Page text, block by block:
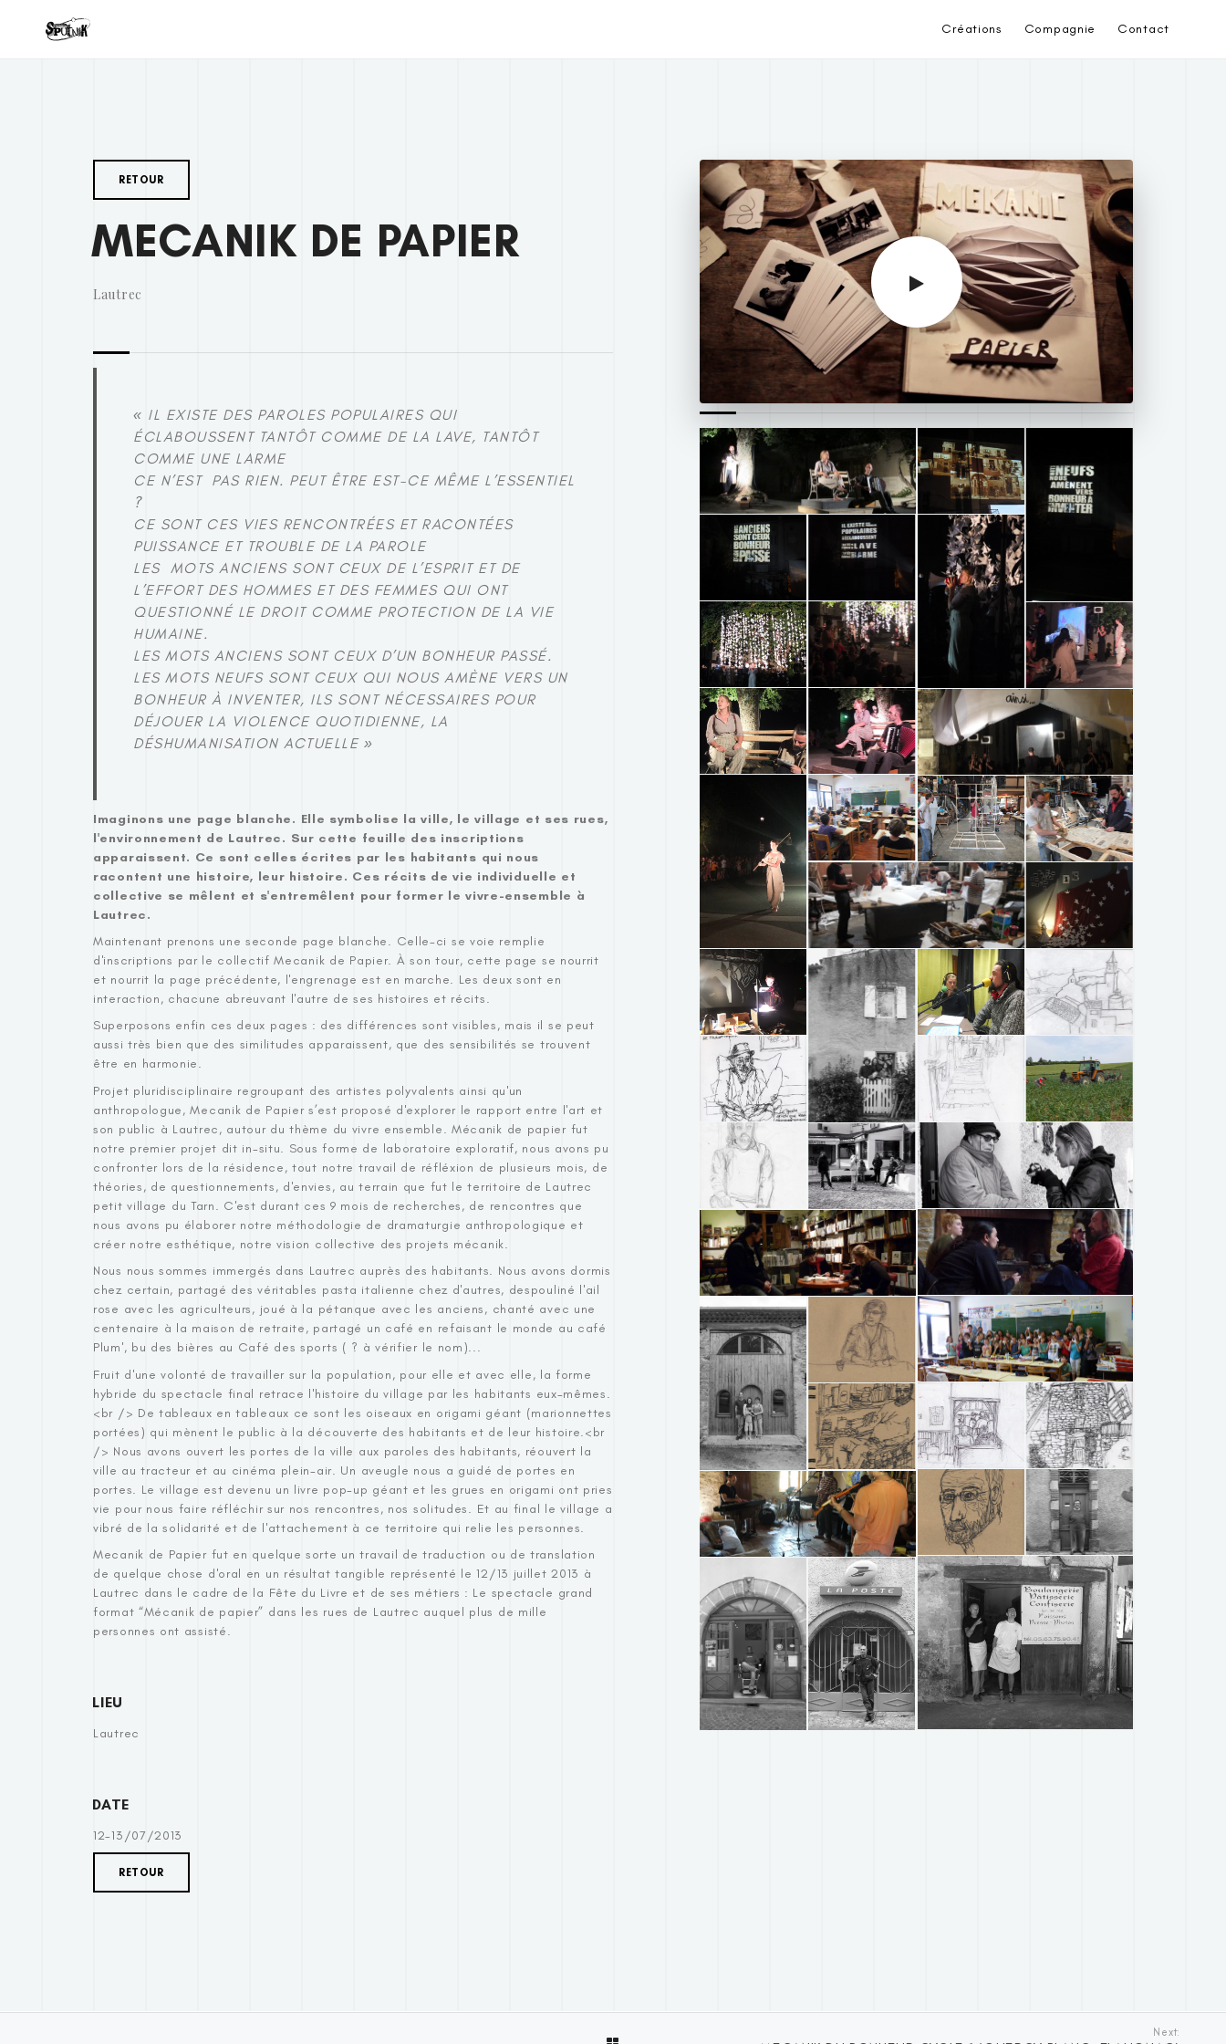
Créations Compagnie Contact
RETOUR
MECANIK DE PAPIER
Lautrec
« IL EXISTE DES PAROLES POPULAIRES QUI
ÉCLABOUSSENT TANTÔT COMME DE LA LAVE, TANTÔT
COMME UNE LARME
CE N’EST PAS RIEN. PEUT ÊTRE EST-CE MÊME L’ESSENTIEL
?
CE SONT CES VIES RENCONTRÉES ET RACONTÉES
PUISSANCE ET TROUBLE DE LA PAROLE
LES MOTS ANCIENS SONT CEUX DE L’ESPRIT ET DE
L’EFFORT DES HOMMES ET DES FEMMES QUI ONT
QUESTIONNÉ LE DROIT COMME PROTECTION DE LA VIE
HUMAINE.
LES MOTS ANCIENS SONT CEUX D’UN BONHEUR PASSÉ.
LES MOTS NEUFS SONT CEUX QUI NOUS AMÈNE VERS UN
BONHEUR À INVENTER, ILS SONT NÉCESSAIRES POUR
DÉJOUER LA VIOLENCE QUOTIDIENNE, LA
DÉSHUMANISATION ACTUELLE »
Imaginons une page blanche. Elle symbolise la ville, le village et ses rues,
l'environnement de Lautrec. Sur cette feuille des inscriptions
apparaissent. Ce sont celles écrites par les habitants qui nous
racontent une histoire, leur histoire. Ces récits de vie individuelle et
collective se mêlent et s'entremêlent pour former le vivre-ensemble à
Lautrec.
Maintenant prenons une seconde page blanche. Celle-ci se voie remplie
d'inscriptions par le collectif Mecanik de Papier. À son tour, cette page se nourrit
et nourrit la page précédente, l'engrenage est en marche. Les deux sont en
interaction, chacune abreuvant l'autre de ses histoires et récits.
Superposons enfin ces deux pages : des différences sont visibles, mais il se peut
aussi très bien que des similitudes apparaissent, que des sensibilités se trouvent
être en harmonie.
Projet pluridisciplinaire regroupant des artistes polyvalents ainsi qu'un
anthropologue, Mecanik de Papier s’est proposé d'explorer le rapport entre l'art et
son public à Lautrec, autour du thème du vivre ensemble. Mécanik de papier fut
notre premier projet dit in-situ. Sous forme de laboratoire exploratif, nous avons pu
confronter lors de la résidence, tout notre travail de réfléxion de plusieurs mois, de
théories, de questionnements, d'envies, au terrain que fut le territoire de Lautrec
petit village du Tarn. C'est durant ces 9 mois de recherches, de rencontres que
nous avons pu élaborer notre méthodologie de dramaturgie anthropologique et
créer notre esthétique, notre vision collective des projets mécanik.
Nous nous sommes immergés dans Lautrec auprès des habitants. Nous avons dormis
chez certain, partagé des véritables pasta italienne chez d'autres, despouliné l'ail
rose avec les agriculteurs, joué à la pétanque avec les anciens, chanté avec une
centenaire à la maison de retraite, partagé un café en refaisant le monde au café
Plum', bu des bières au Café des sports ( ? à vérifier le nom)...
Fruit d'une volonté de travailler sur la population, pour elle et avec elle, la forme
hybride du spectacle final retrace l'histoire du village par les habitants eux-mêmes.
<br /> De tableaux en tableaux ce sont les oiseaux en origami géant (marionnettes
portées) qui mènent le public à la découverte des habitants et de leur histoire.<br
/> Nous avons ouvert les portes de la ville aux paroles des habitants, réouvert la
ville au tracteur et au cinéma plein-air. Un aveugle nous a guidé de portes en
portes. Le village est devenu un livre pop-up géant et les grues en origami ont pries
vie pour nous faire réfléchir sur nos rencontres, nos solitudes. Et au final le village a
vibré de la solidarité et de l'attachement à ce territoire qui relie les personnes.
Mecanik de Papier fut en quelque sorte un travail de traduction ou de translation
de quelque chose d'oral en un résultat tangible représenté le 12/13 juillet 2013 à
Lautrec dans le cadre de la Fête du Livre et de ses métiers : Le spectacle grand
format “Mécanik de papier” dans les rues de Lautrec auquel plus de mille
personnes ont assisté.
LIEU
Lautrec
DATE
12-13/07/2013
RETOUR
Next: